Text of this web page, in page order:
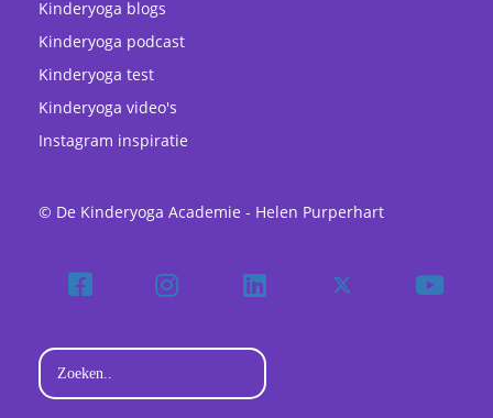
Kinderyoga blogs
Kinderyoga podcast
Kinderyoga test
Kinderyoga video's
Instagram inspiratie
© De Kinderyoga Academie - Helen Purperhart